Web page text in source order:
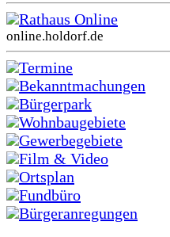
Rathaus Online
online.holdorf.de
Termine
Bekanntmachungen
Bürgerpark
Wohnbaugebiete
Gewerbegebiete
Film & Video
Ortsplan
Fundbüro
Bürgeranregungen